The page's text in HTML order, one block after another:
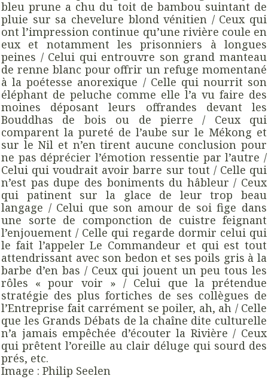
bleu prune a chu du toit de bambou suintant de
pluie sur sa chevelure blond vénitien / Ceux qui
ont l’impression continue qu’une rivière coule en
eux et notamment les prisonniers à longues
peines / Celui qui entrouvre son grand manteau
de renne blanc pour offrir un refuge momentané
à la poétesse anorexique / Celle qui nourrit son
éléphant de peluche comme elle l’a vu faire des
moines déposant leurs offrandes devant les
Bouddhas de bois ou de pierre / Ceux qui
comparent la pureté de l’aube sur le Mékong et
sur le Nil et n’en tirent aucune conclusion pour
ne pas déprécier l’émotion ressentie par l’autre /
Celui qui voudrait avoir barre sur tout / Celle qui
n’est pas dupe des boniments du hâbleur / Ceux
qui patinent sur la glace de leur trop beau
langage / Celui que son amour de soi fige dans
une sorte de componction de cuistre feignant
l’enjouement / Celle qui regarde dormir celui qui
le fait l’appeler Le Commandeur et qui est tout
attendrissant avec son bedon et ses poils gris à la
barbe d’en bas / Ceux qui jouent un peu tous les
rôles « pour voir » / Celui que la prétendue
stratégie des plus fortiches de ses collègues de
l’Entreprise fait carrément se poiler, ah, ah / Celle
que les Grands Débats de la chaîne dite culturelle
n’a jamais empêchée d’écouter la Rivière / Ceux
qui prêtent l’oreille au clair déluge qui sourd des
prés, etc.
Image : Philip Seelen